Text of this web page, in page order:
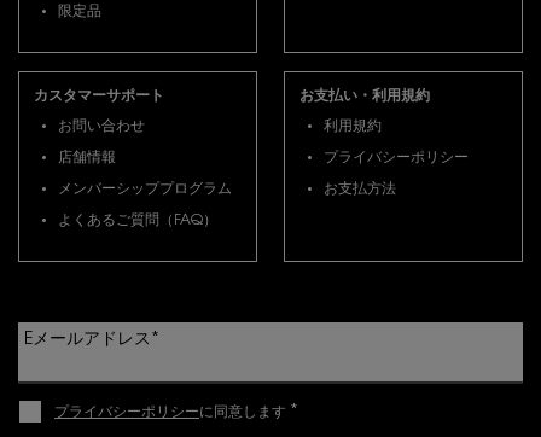
限定品
カスタマーサポート
お問い合わせ
店舗情報
メンバーシッププログラム
よくあるご質問（FAQ）
お支払い・利用規約
利用規約
プライバシーポリシー
お支払方法
Eメールアドレス *
プライバシーポリシーに同意します *